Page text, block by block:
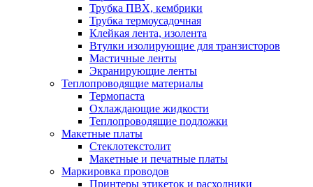
Трубка ПВХ, кембрики
Трубка термоусадочная
Клейкая лента, изолента
Втулки изолирующие для транзисторов
Мастичные ленты
Экранирующие ленты
Теплопроводящие материалы
Термопаста
Охлаждающие жидкости
Теплопроводящие подложки
Макетные платы
Стеклотекстолит
Макетные и печатные платы
Маркировка проводов
Принтеры этикеток и расходники